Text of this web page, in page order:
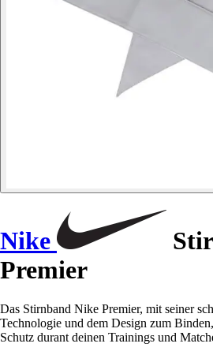
Nike
Premier
Das Stirnband Nike Premier, mit seiner
Technologie und dem Design zum
Schutz durant deinen Trainings und